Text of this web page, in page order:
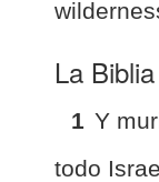
La
1 Y
todo